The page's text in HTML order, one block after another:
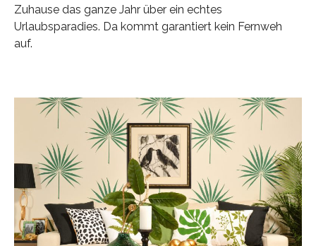
Zuhause das ganze Jahr über ein echtes
Urlaubsparadies. Da kommt garantiert kein Fernweh
auf.